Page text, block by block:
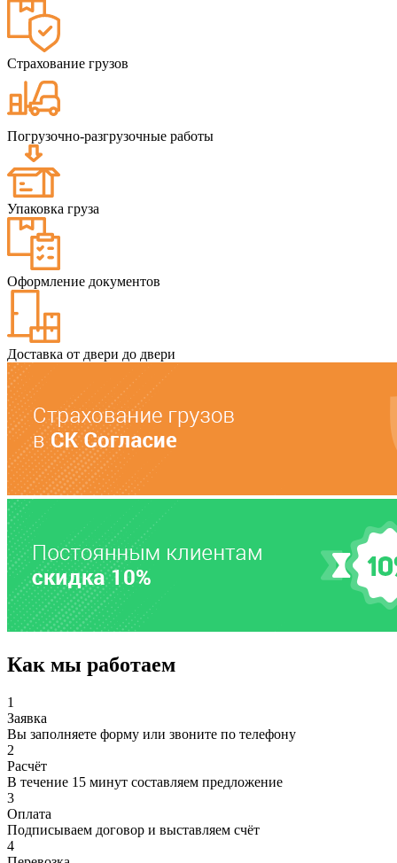
Страхование грузов
Погрузочно-разгрузочные работы
Упаковка груза
Оформление документов
Доставка от двери до двери
Как мы работаем
1
Заявка
Вы заполняете форму или звоните по телефону
2
Расчёт
В течение 15 минут составляем предложение
3
Оплата
Подписываем договор и выставляем счёт
4